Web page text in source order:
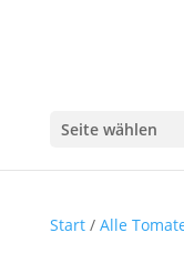
Seite wählen
Start/ Alle